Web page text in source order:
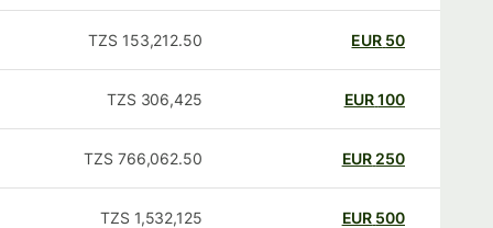
50
EUR
153,212.50
TZS
100
EUR
306,425
TZS
250
EUR
766,062.50
TZS
500
EUR
1,532,125
TZS